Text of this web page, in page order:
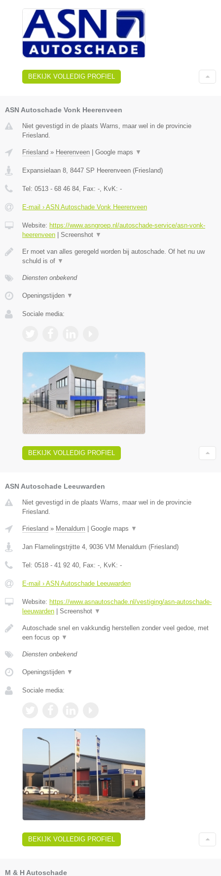
BEKIJK VOLLEDIG PROFIEL
ASN Autoschade Vonk Heerenveen
Niet gevestigd in de plaats Warns, maar wel in de provincie
Friesland.
Friesland » Heerenveen Google maps ▼
Expansielaan 8, 8447 SP Heerenveen (Friesland)
Tel: 0513 - 68 46 84, Fax: -, KvK: -
E-mail › ASN Autoschade Vonk Heerenveen
Website: https://www.asngroep.nl/autoschade-service/asn-vonk-
heerenveen
Screenshot ▼
Er moet van alles geregeld worden bij autoschade. Of het nu uw
schuld is of ▼
Diensten onbekend
Openingstijden ▼
Sociale media:
BEKIJK VOLLEDIG PROFIEL
ASN Autoschade Leeuwarden
Niet gevestigd in de plaats Warns, maar wel in de provincie
Friesland.
Friesland » Menaldum Google maps ▼
Jan Flamelingstrjitte 4 9036 VM Menaldum (Friesland)
Tel: 0518 - 41 92 40 , Fax: - , KvK: -
E-mail › ASN Autoschade Leeuwarden
Website: https://www.asnautoschade.nl/vestiging/asn-autoschade-
leeuwarden
Screenshot ▼
Autoschade snel en vakkundig herstellen zonder veel gedoe, met
een focus op ▼
Diensten onbekend
Openingstijden ▼
Sociale media:
BEKIJK VOLLEDIG PROFIEL
M & H Autoschade